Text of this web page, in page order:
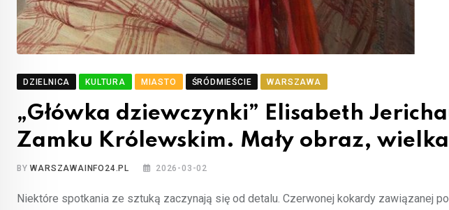
DZIELNICA KULTURA MIASTO ŚRÓDMIEŚCIE WARSZAWA
„Główka dziewczynki” Elisabeth
Zamku Królewskim. Mały obraz,
BYWARSZAWAINFO24.PL 2026-03-02
Niektóre spotkania ze sztuką zaczynają się od detalu. Czerwonej kokardy zawiązanej